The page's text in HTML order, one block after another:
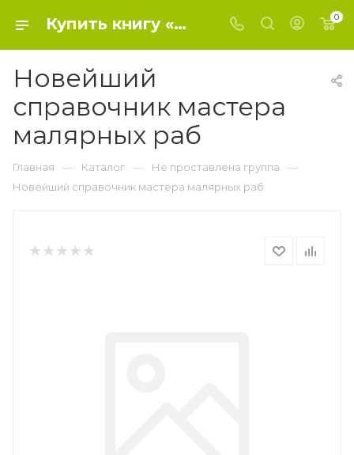
Купить книгу «Новейший справочник мастера малярных раб» 2016, Савенко Л.К. - Не проставлена группа 0
Новейший
справочник мастера
малярных раб
Главная — Каталог — Не проставлена группа —
Новейший справочник мастера малярных раб